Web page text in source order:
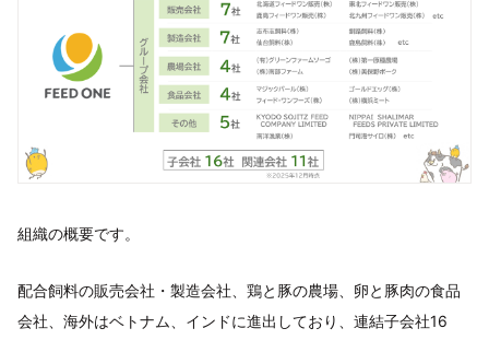
組織の概要です。
配合飼料の販売会社・製造会社、鶏と豚の農場、卵と豚肉の食品
会社、海外はベトナム、インドに進出しており、連結子会社16